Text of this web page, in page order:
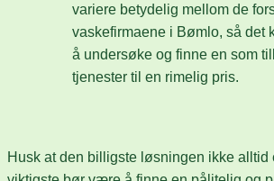
variere betydelig mellom de
vaskefirmaene i Bømlo, så det
å undersøke og finne en som
tjenester til en rimelig pris.
Husk at den billigste løsningen ikke alltid